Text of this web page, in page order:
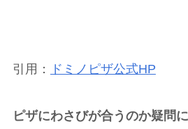
引用： ドミノピザ公式HP
ピザにわさびが合うのか疑問